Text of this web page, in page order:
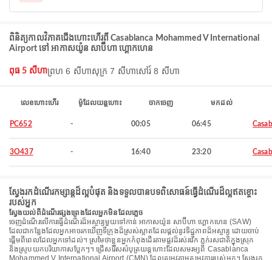
ពិនិត្យកាលវិភាគជើងហោះហើរពី Casablanca Mohammed V International
Airport ទៅ អាកាសយ៉ូន សាប៊ីហា ហ្គោកហេន
ពុធ 5 សីហាព្រហ 6 សីហាសុក្រ 7 សីហាសៅរ៍ 8 សីហា
លេខហោះហើរ ម៉ូដែលយន្តហោះ ចាកចេញ មកដល់
PC652 - 00:05 06:45
3O437 - 16:40 23:20
ស្វែងរកដំណើរកម្សាន្តដ៏ល្អបំផុត និងទទួលបានបទពិសោធន៍ធ្វើដំណើរដ៏ល្អឥតខ្ចោះ
របស់អ្នក
ស្វែងយល់ពីដំណើរផ្សងព្រេងដែលអ្នកមិនដែលភ្លេច
ចេញដំណើរលើការធ្វើដំណើរដ៏អស្ចារ្យមួយទៅកាន់ អាកាសយ៉ូន សាប៊ីហា ហ្គោកហេន (SAW)
ដែលជាកន្លែងដែលអ្នកអាចរកឃើញទីក្រុងដ៏ស្រស់ស្អាតដែលផ្តល់នូវទិដ្ឋភាពដ៏អស្ចារ្យ ដោយចាប់
ផ្តើមពីពេលដែលអ្នកទៅដល់។ ស្រមៃថាខ្លួនអ្នកកំពុងដើរតាមផ្លូវដ៏រស់រវើក ភ្លក់រសជាតិក្នុងស្រុក
និងស្រូបយកបរិយាកាសប្លែកៗ។ ជ្រើសរើសសំបុត្រយន្តហោះដែលសមរម្យពី Casablanca
Mohammed V International Airport (CMN) ដែលតម្រូវតាមតម្រូវការរបស់អ្នក។ ស្វែងរក